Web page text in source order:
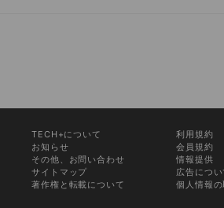
TECH+について
利用規約
お知らせ
会員規約
その他、お問い合わせ
情報提供
サイトマップ
広告につい
著作権と転載について
個人情報